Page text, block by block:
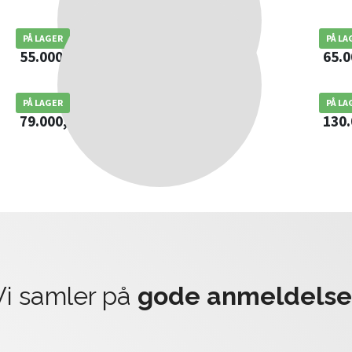
PÅ LAGER
Carelax Heaven Massagestol
55.000,00
PÅ
PÅ LAGER
Bodyfriend Falcon Massagestol Beige
79.000,00
PÅ
samler på gode